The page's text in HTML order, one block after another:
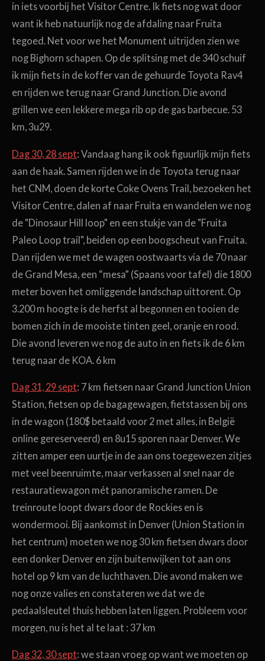
in iets voorbij het Visitor Centre. Ik fiets nog wat door
want ik heb natuurlijk nog de afdaling naar Fruita
tegoed. Net voor we het Monument uitrijden zien we
nog Bighorn schapen. Op de splitsing met de 340 schuif
ik mijn fiets in de koffer van de gehuurde Toyota Rav4
en rijden we terug naar Grand Junction. Die avond
grillen we een lekkere mega rib op de gas barbecue. 53
km, 3u29.
Dag 30, 28 sept: Vandaag hang ik ook figuurlijk mijn fiets
aan de haak. Samen rijden we in de Toyota terug naar
het CNM, doen de korte Coke Ovens Trail, bezoeken het
Visitor Centre, dalen af naar Fruita en wandelen we nog
de "Dinosaur Hill loop" en een stukje van de "Fruita
Paleo Loop trail", beiden op een boogscheut van Fruita.
Dan rijden we met de wagen oostwaarts via de 70 naar
de Grand Mesa, een “mesa” (Spaans voor tafel) die 1800
meter boven het omliggende landschap uittorent. Op
3.200 m hoogte is de herfst al begonnen en tooien de
bomen zich in de mooiste tinten geel, oranje en rood.
Die avond leveren we nog de auto in en fiets ik de 6 km
terug naar de KOA. 6 km
Dag 31, 29 sept: 7 km fietsen naar Grand Junction Union
Station, fietsen op de bagagewagen, fietstassen bij ons
in de wagon (180$ betaald voor 2 met alles, in België
online gereserveerd) en 8u15 sporen naar Denver. We
zitten amper een uurtje in de aan ons toegewezen zitjes
met veel beenruimte, maar verkassen al snel naar de
restauratiewagon mét panoramische ramen. De
treinroute loopt dwars door de Rockies en is
wondermooi. Bij aankomst in Denver (Union Station in
het centrum) moeten we nog 30 km fietsen dwars door
een donker Denver en zijn buitenwijken tot aan ons
hotel op 9 km van de luchthaven. Die avond maken we
nog onze valies en constateren we dat we de
pedaalsleutel thuis hebben laten liggen. Probleem voor
morgen, nu is het al te laat : 37 km
Dag 32, 30 sept: we staan vroeg op want we moeten op